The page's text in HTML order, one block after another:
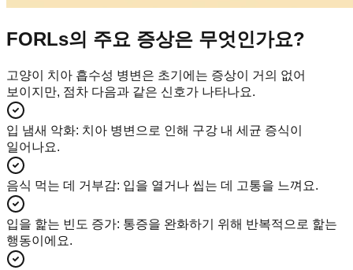
FORLs의 주요 증상은 무엇인가요?
고양이 치아 흡수성 병변은 초기에는 증상이 거의 없어
보이지만, 점차 다음과 같은 신호가 나타나요.
입 냄새 악화: 치아 병변으로 인해 구강 내 세균 증식이
일어나요.
음식 먹는 데 거부감: 입을 열거나 씹는 데 고통을 느껴요.
입을 핥는 빈도 증가: 통증을 완화하기 위해 반복적으로 핥는
행동이에요.